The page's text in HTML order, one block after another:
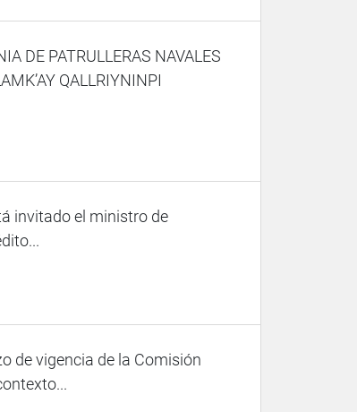
DE PATRULLERAS NAVALES
QALLRIYNINPI
invitado el ministro de
de vigencia de la Comisión